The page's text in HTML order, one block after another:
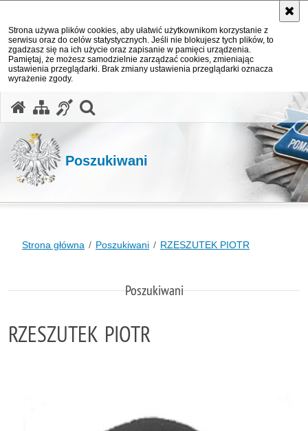
Strona używa plików cookies, aby ułatwić użytkownikom korzystanie z
serwisu oraz do celów statystycznych. Jeśli nie blokujesz tych plików, to
zgadzasz się na ich użycie oraz zapisanie w pamięci urządzenia.
Pamiętaj, że możesz samodzielnie zarządzać cookies, zmieniając
ustawienia przeglądarki. Brak zmiany ustawienia przeglądarki oznacza
wyrażenie zgody.
Poszukiwani
Strona główna Poszukiwani RZESZUTEK PIOTR
Poszukiwani
RZESZUTEK PIOTR